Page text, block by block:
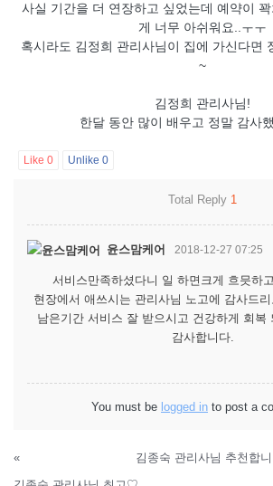
사실 기간을 더 연장하고 싶었는데 예약이
게 너무 아쉬워요..ㅜㅜ
혹시라도 김정희 관리사님이 집에 가신다면
~
김정희 관리사님!
한달 동안 많이 배우고 정말 감사
Like 0 Unlike 0
Total Reply 1
윤스맘케어 2018-12-27 07:25
서비스만족하셨다니 일 하면크게 흐믓하
현장에서 애쓰시는 관리사님 노고에 감사드
남은기간 서비스 잘 받으시고 건강하게 회복
감사합니다.
You must be logged in to post a
«
김종숙 관리사님 추천합